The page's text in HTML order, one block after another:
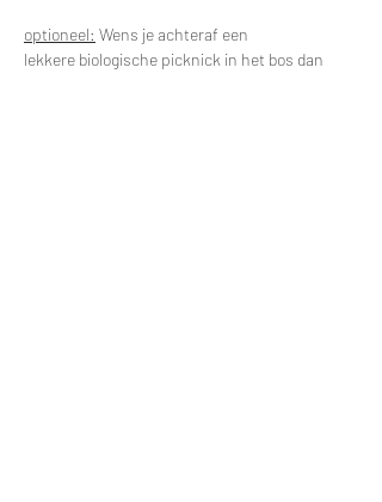
optioneel: Wens je achteraf een
lekkere biologische picknick in het bos dan